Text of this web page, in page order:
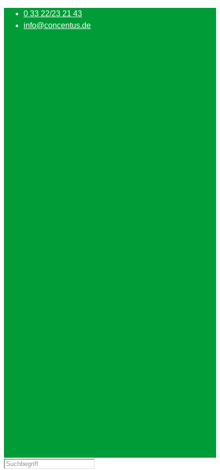
0 33 22/23 21 43
info@concentus.de